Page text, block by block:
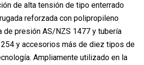
de alta tensión de tipo enterrado
reforzada con polipropileno
de presión AS/NZS 1477 y tubería
y accesorios más de diez tipos de
Ampliamente utilizado en la